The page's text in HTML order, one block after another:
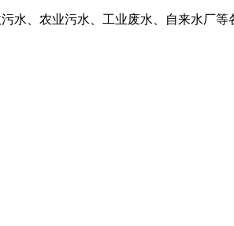
水、农业污水、工业废水、自来水厂等